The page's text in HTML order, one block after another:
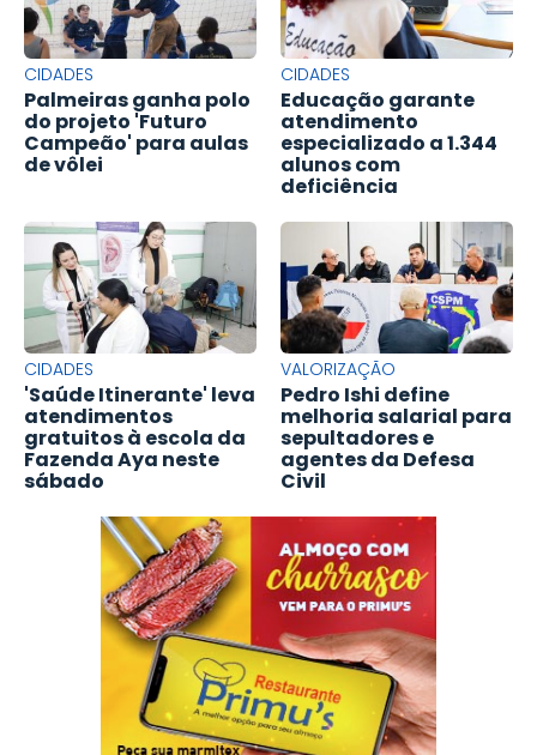
CIDADES
Palmeiras ganha polo
do projeto 'Futuro
Campeão' para aulas
de vôlei
CIDADES
Educação garante
atendimento
especializado a 1.344
alunos com
deficiência
CIDADES
'Saúde Itinerante' leva
atendimentos
gratuitos à escola da
Fazenda Aya neste
sábado
VALORIZAÇÃO
Pedro Ishi define
melhoria salarial para
sepultadores e
agentes da Defesa
Civil